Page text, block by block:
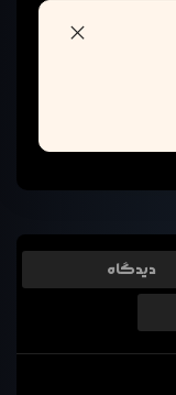
دیدگاه